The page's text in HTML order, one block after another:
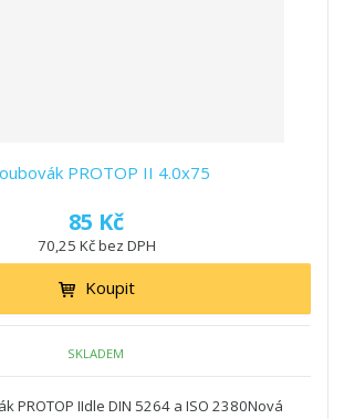
PROTOP II 4.0x75
85 Kč
70,25 Kč bez DPH
Koupit
SKLADEM
PROTOP IIdle DIN 5264 a ISO 2380Nová